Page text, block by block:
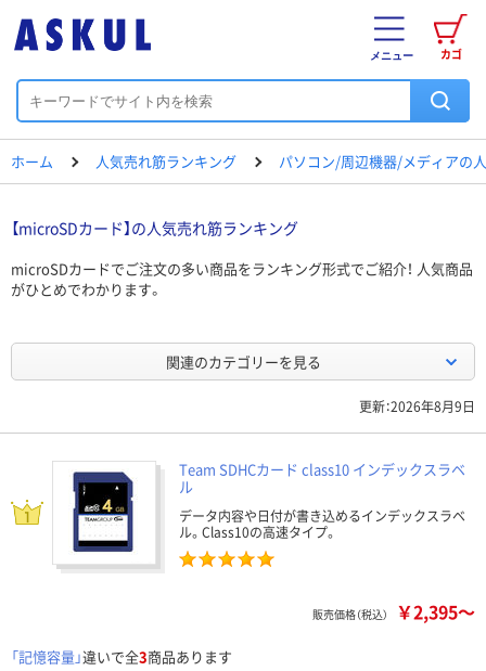
カゴ
メニュー
ホーム 人気売れ筋ランキング パソコン/周辺機器/メディアの
【microSDカード】の人気売れ筋ランキング
microSDカードでご注文の多い商品をランキング形式でご紹介！ 人気商品
がひとめでわかります。
関連のカテゴリーを見る
更新：2026年8月9日
Team SDHCカード class10 インデックスラベ
ル
データ内容や日付が書き込めるインデックスラベ
ル。Class10の高速タイプ。
販売価格（税込） ￥2,395～
「記憶容量」違いで全3商品あります